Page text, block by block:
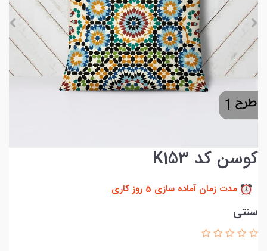
کوسن کد K153
مدت زمان آماده سازی 5 روز کاری
سنتی